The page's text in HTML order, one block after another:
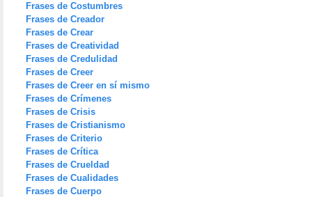
Frases de Costumbres
Frases de Creador
Frases de Crear
Frases de Creatividad
Frases de Credulidad
Frases de Creer
Frases de Creer en sí mismo
Frases de Crímenes
Frases de Crisis
Frases de Cristianismo
Frases de Criterio
Frases de Crítica
Frases de Crueldad
Frases de Cualidades
Frases de Cuerpo